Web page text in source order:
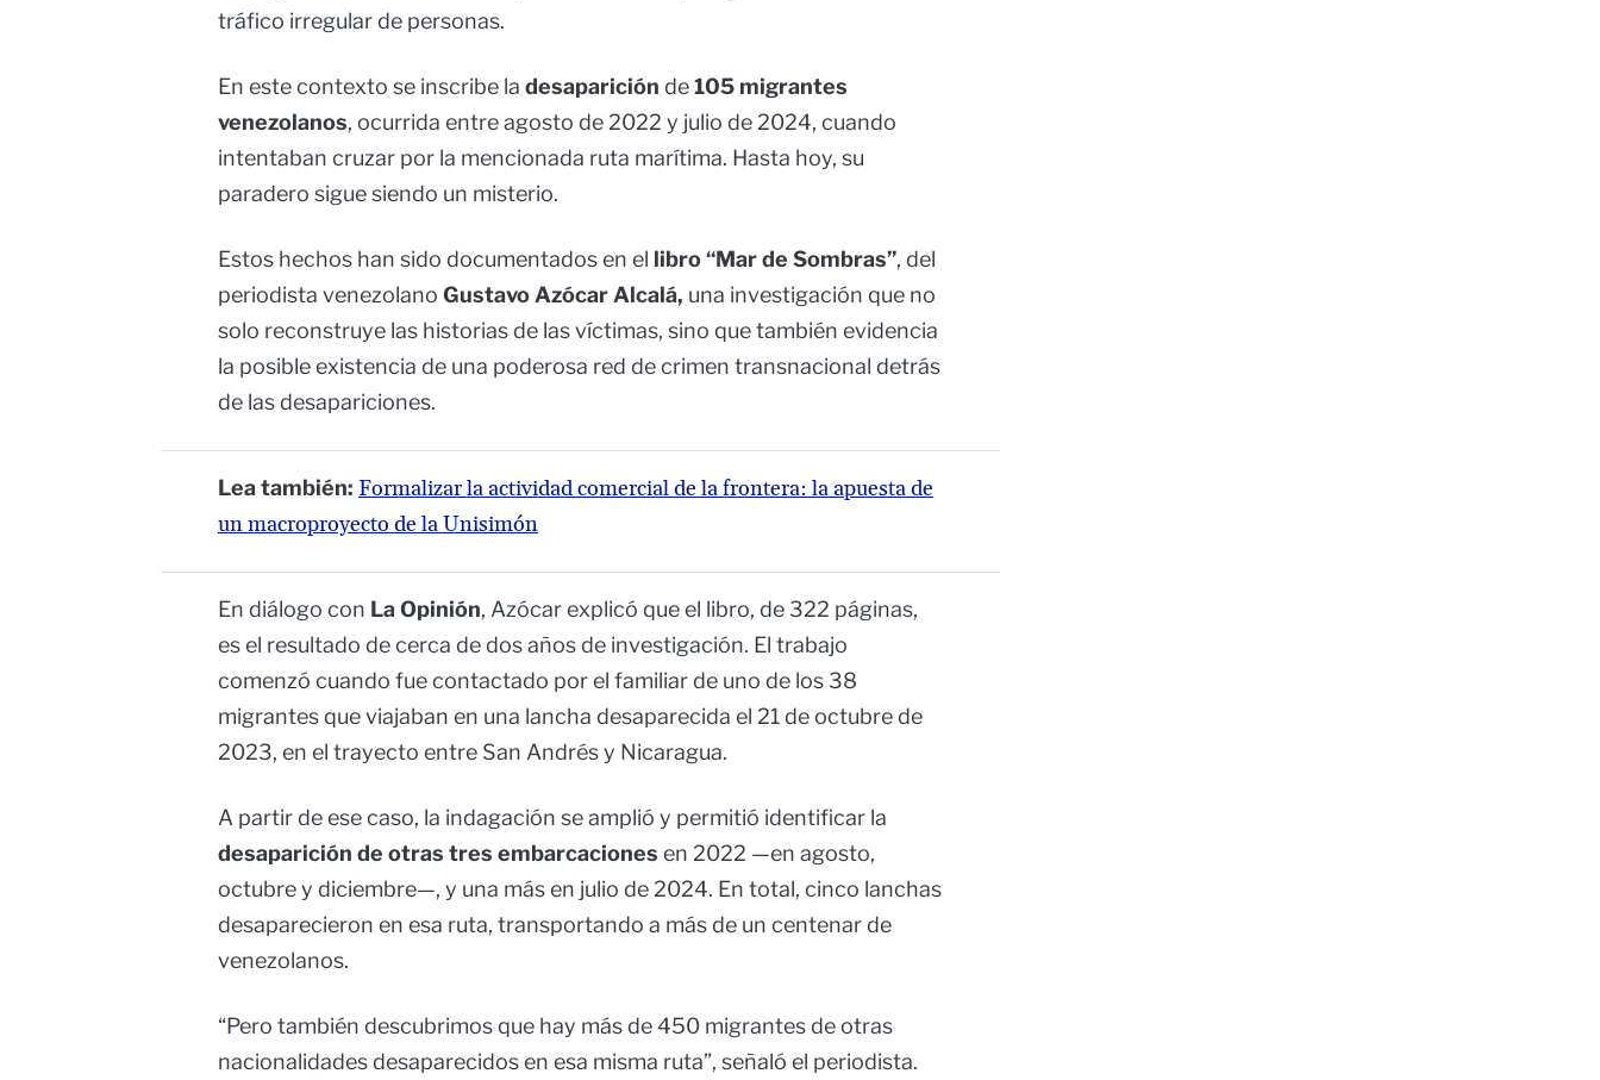
tráfico irregular de personas.
En este contexto se inscribe la desaparición de105 migrantes
venezolanos, ocurrida entre agosto de 2022 y julio de 2024, cuando
intentaban cruzar por la mencionada ruta marítima. Hasta hoy, su
paradero sigue siendo un misterio.
Estos hechos han sido documentados en el libro “Mar de Sombras”, del
periodista venezolano Gustavo Azócar Alcalá, una investigación que no
solo reconstruye las historias de las víctimas, sino que también evidencia
la posible existencia de una poderosa red de crimen transnacional detrás
de las desapariciones.
Lea también: Formalizar la actividad comercial de la frontera: la apuesta de
un macroproyecto de la Unisimón
En diálogo con La Opinión, Azócar explicó que el libro, de 322 páginas,
es el resultado de cerca de dos años de investigación. El trabajo
comenzó cuando fue contactado por el familiar de uno de los 38
migrantes que viajaban en una lancha desaparecida el 21 de octubre de
2023, en el trayecto entre San Andrés y Nicaragua.
A partir de ese caso, la indagación se amplió y permitió identificar la
desaparición de otras tres embarcaciones en 2022 —en agosto,
octubre y diciembre—, y una más en julio de 2024. En total, cinco lanchas
desaparecieron en esa ruta, transportando a más de un centenar de
venezolanos.
“Pero también descubrimos que hay más de 450 migrantes de otras
nacionalidades desaparecidos en esa misma ruta”, señaló el periodista.